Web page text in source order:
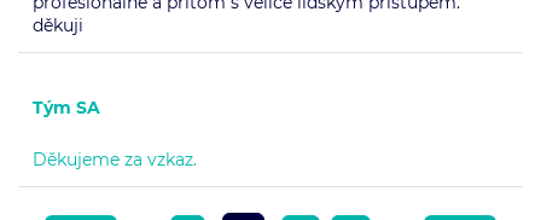
děkuji
Tým SA
Děkujeme za vzkaz.